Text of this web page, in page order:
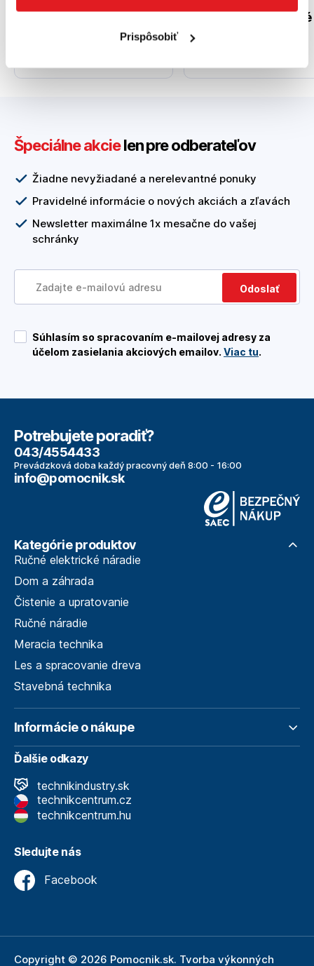
Prispôsobiť
skúseností k vašim
Špičkové odborné
Špeciálne akcielen pre odberateľov
Žiadne nevyžiadané a nerelevantné ponuky
Pravidelné informácie o nových akciách a zľavách
Newsletter maximálne 1x mesačne do vašej
schránky
Odoslať
Súhlasím so spracovaním e-mailovej adresy za
účelom zasielania akciových emailov. Viac tu.
Potrebujete poradiť?
043/4554433
Prevádzková doba každý pracovný deň 8:00 - 16:00
info@pomocnik.sk
Kategórie produktov
Ručné elektrické náradie
Dom a záhrada
Čistenie a upratovanie
Ručné náradie
Meracia technika
Les a spracovanie dreva
Stavebná technika
Informácie o nákupe
Ďalšie odkazy
technikindustry.sk
technikcentrum.cz
technikcentrum.hu
Sledujte nás
Facebook
Copyright © 2026 Pomocnik.sk. Tvorba výkonných